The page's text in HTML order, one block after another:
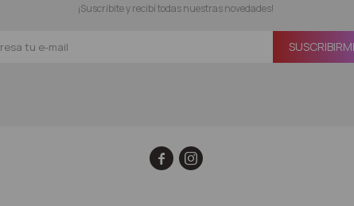
¡Suscribite y recibí todas nuestras novedades!
 